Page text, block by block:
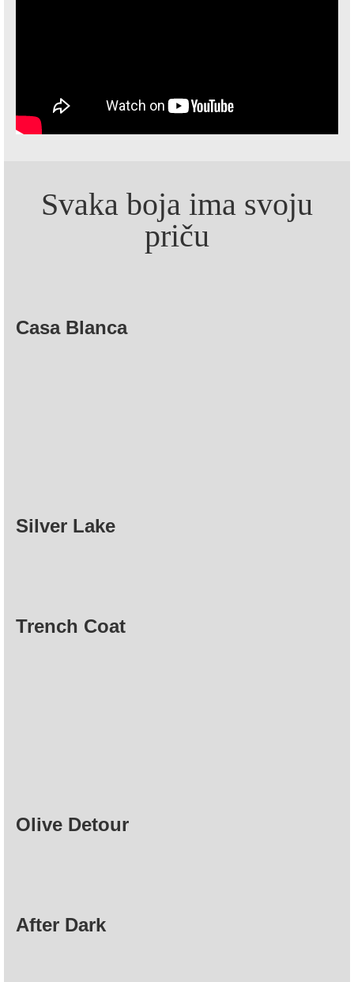
Svaka boja ima svoju
priču
Casa Blanca
Silver Lake
Trench Coat
Olive Detour
After Dark